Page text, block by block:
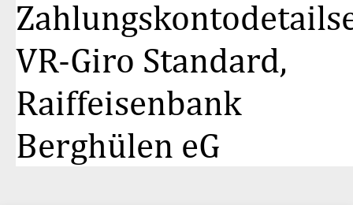
auf
100
VR-Giro Standard,
Raiffeisenbank
Berghülen eG